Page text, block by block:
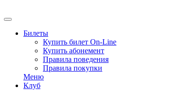
Билеты
Купить билет On-Line
Купить абонемент
Правила поведения
Правила покупки
Меню
Клуб